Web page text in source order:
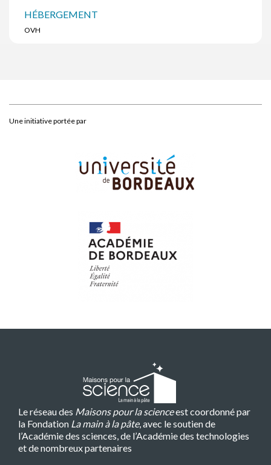
HÉBERGEMENT
OVH
Une initiative portée par
Le réseau des Maisons pour la scienceest coordonné par
la Fondation La main à la pâte, avec le soutien de
l’Académie des sciences, de l’Académie des technologies
et de nombreux partenaires